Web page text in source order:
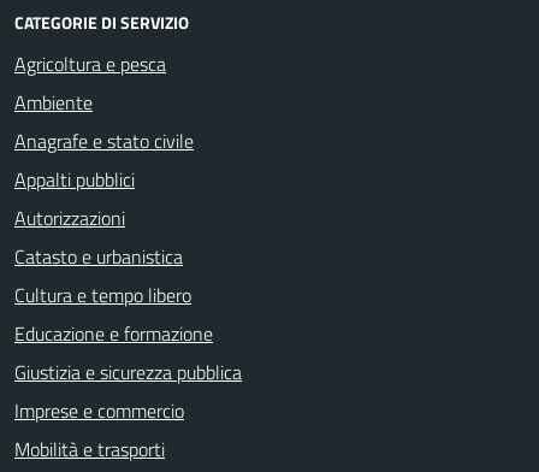
CATEGORIE DI SERVIZIO
Agricoltura e pesca
Ambiente
Anagrafe e stato civile
Appalti pubblici
Autorizzazioni
Catasto e urbanistica
Cultura e tempo libero
Educazione e formazione
Giustizia e sicurezza pubblica
Imprese e commercio
Mobilità e trasporti